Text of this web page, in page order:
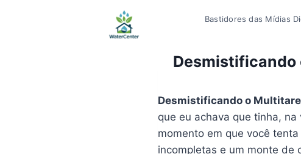
Bastidores das Mídias
Desmistificando
Desmistificando o
que eu achava que tinha,
momento em que você
incompletas e um monte de